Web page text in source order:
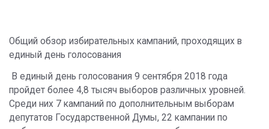
Общий обзор избирательных кампаний, проходящих в
единый день голосования
В единый день голосования 9 сентября 2018 года
пройдет более 4,8 тысяч выборов различных уровней.
Среди них 7 кампаний по дополнительным выборам
депутатов Государственной Думы, 22 кампании по